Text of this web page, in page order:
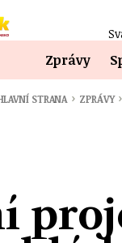
Zprávy
STRANA › ZPRÁVY ›